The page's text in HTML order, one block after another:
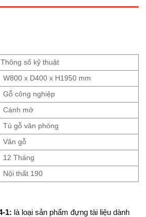
Thông số kỹ thuật
W800 x D400 x H1950 mm
Gỗ công nghiệp
Cánh mở
Tủ gỗ văn phòng
Vân gỗ
12 Tháng
Nội thất 190
1: là loại sản phẩm đựng tài liệu dành